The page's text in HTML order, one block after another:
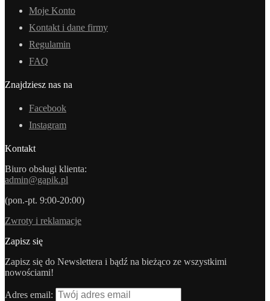
Moje Konto
Kontakt i dane firmy
Regulamin
FAQ
Znajdziesz nas na
Facebook
Instagram
Kontakt
Biuro obsługi klienta:
admin@gapik.pl
(pon.-pt. 9:00-20:00)
Zwroty i reklamacje
Zapisz się
Zapisz się do Newslettera i bądź na bieżąco ze wszystkimi
nowościami!
Adres email: